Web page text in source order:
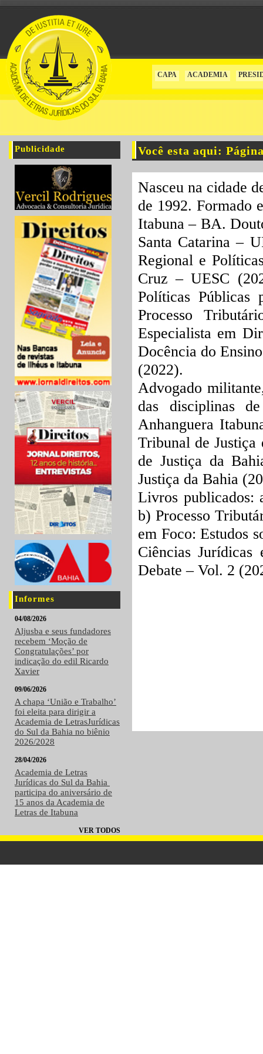
CAPA ACADEMIA
Publicidade
Informes
04/08/2026
Aljusba e seus fundadores
recebem ‘Moção de
Congratulações’ por
indicação do edil Ricardo
Xavier
09/06/2026
A chapa ‘União e Trabalho’
foi eleita para dirigir a
Academia de LetrasJurídicas
do Sul da Bahia no biênio
2026/2028
28/04/2026
Academia de Letras
Jurídicas do Sul da Bahia
participa do aniversário de
15 anos da Academia de
Letras de Itabuna
VER TODOS
Você esta aqui:
Nasceu na cidade
de 1992. Formado
Itabuna – BA.
Santa Catarina –
Regional e
Cruz – UESC
Políticas Públicas
Processo
Especialista em
Docência do
(2022).
Advogado
das disciplinas
Anhanguera
Tribunal de
de Justiça da
Justiça da Bahia
Livros publicados:
b) Processo
em Foco: Estudos
Ciências
Debate – Vol. 2